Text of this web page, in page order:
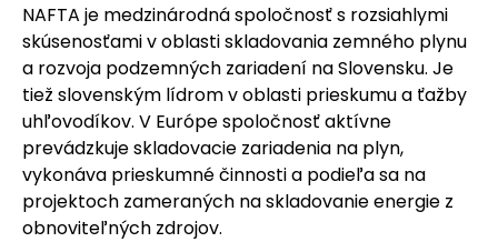
NAFTA je medzinárodná spoločnosť s rozsiahlymi
skúsenosťami v oblasti skladovania zemného plynu
a rozvoja podzemných zariadení na Slovensku. Je
tiež slovenským lídrom v oblasti prieskumu a ťažby
uhľovodíkov. V Európe spoločnosť aktívne
prevádzkuje skladovacie zariadenia na plyn,
vykonáva prieskumné činnosti a podieľa sa na
projektoch zameraných na skladovanie energie z
obnoviteľných zdrojov.